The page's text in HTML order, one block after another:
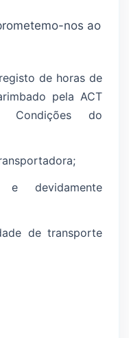
nos ao
de horas de
pela ACT
Condições do
e devidamente
de transporte